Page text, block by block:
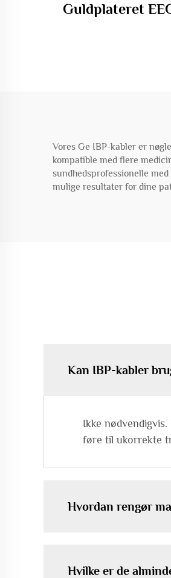
Guldplateret
Vores Ge IBP-kabler er
kompatible med flere
sundhedsprofessionelle
mulige resultater for dine
Kan IBP-kabler
Ikke
føre til ukorrekte
Hvordan rengør
Hvilke er de